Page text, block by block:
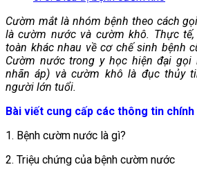
Cườm mắt là nhóm bệnh theo cách
là cườm nước và cườm khô. Thực tế,
toàn khác nhau về cơ chế sinh bệnh
Cườm nước trong y học hiện đại gọi
nhãn áp) và cườm khô là đục thủy
người lớn tuổi.
Bài viết cung cấp các thông tin chính
1. Bệnh cườm nước là gì?
2. Triệu chứng của bệnh cườm nước